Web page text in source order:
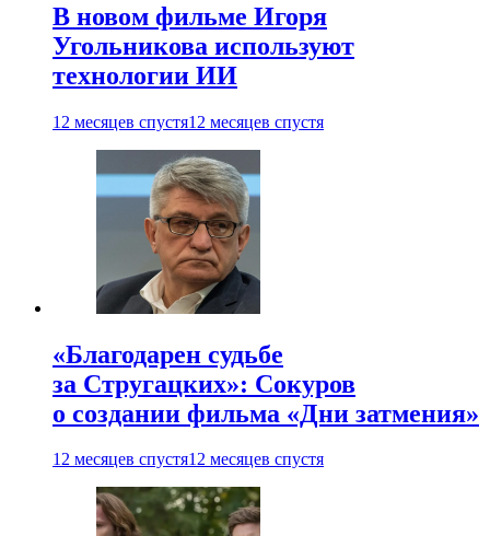
В новом фильме Игоря
Угольникова используют
технологии ИИ
12 месяцев спустя12 месяцев спустя
«Благодарен судьбе
за Стругацких»: Сокуров
о создании фильма «Дни затмения»
12 месяцев спустя12 месяцев спустя